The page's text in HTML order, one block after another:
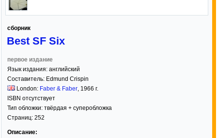
сборник
Best SF Six
первое издание
Язык издания: английский
Составитель: Edmund Crispin
London: Faber & Faber, 1966 г.
ISBN отсутствует
Тип обложки: твёрдая + суперобложка
Страниц: 252
Описание: